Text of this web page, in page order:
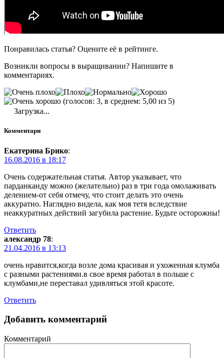
Понравилась статья? Оцените её в рейтинге.
Возникли вопросы в выращивании? Напишите в
комментариях.
(голосов: 3, в среднем: 5,00 из 5)
Загрузка...
Комментари
Екатерина Брико:
16.08.2016 в 18:17
Очень содержательная статья. Автор указывает, что
парданканду можно (желательно) раз в три года омолаживать
делением-от себя отмечу, что стоит делать это очень
аккуратно. Наглядно видела, как моя тетя вследствие
неаккуратных действий загубила растение. Будьте осторожны!
Ответить
александр 78:
21.04.2016 в 13:13
очень нравится,когда возле дома красивая и ухоженная клумба
с разными растениями.в свое время работал в польше с
клумбами,не переставал удивляться этой красоте.
Ответить
Добавить комментарий
Комментарий